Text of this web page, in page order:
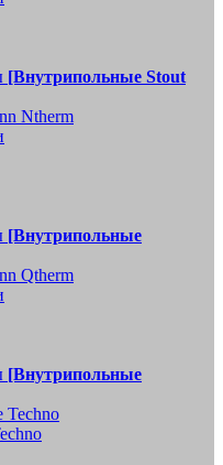
[Внутрипольные Stout
Ntherm
[Внутрипольные
Qtherm
[Внутрипольные